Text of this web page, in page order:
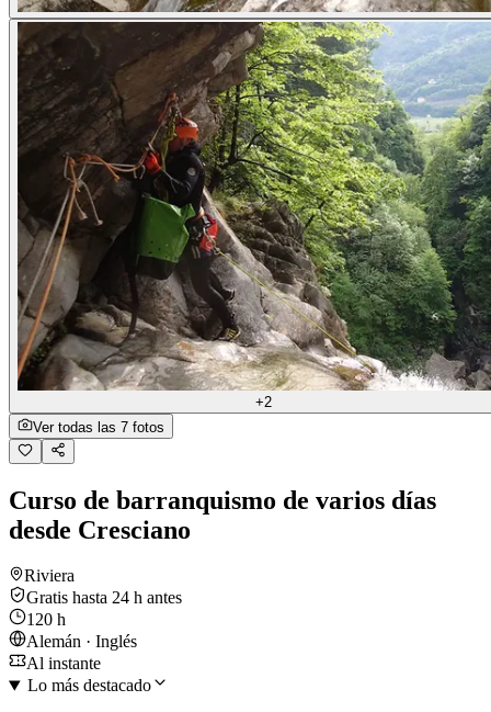
+2
Ver todas las 7 fotos
Curso de barranquismo de varios días
desde Cresciano
Riviera
Gratis hasta 24 h antes
120 h
Alemán · Inglés
Al instante
Lo más destacado